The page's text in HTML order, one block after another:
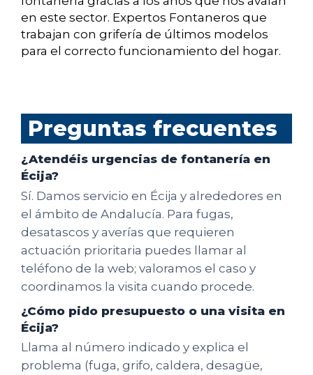
en este sector. Expertos Fontaneros que
trabajan con grifería de últimos modelos
para el correcto funcionamiento del hogar.
Preguntas frecuentes
¿Atendéis urgencias de fontanería en
Écija?
Sí. Damos servicio en Écija y alrededores en
el ámbito de Andalucía. Para fugas,
desatascos y averías que requieren
actuación prioritaria puedes llamar al
teléfono de la web; valoramos el caso y
coordinamos la visita cuando procede.
¿Cómo pido presupuesto o una visita en
Écija?
Llama al número indicado y explica el
problema (fuga, grifo, caldera, desagüe,